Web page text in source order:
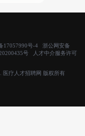
17057990号-4浙公网安备
号人才中介服务许可
疗人才招聘网 版权所有